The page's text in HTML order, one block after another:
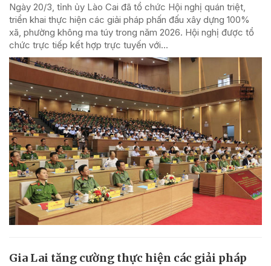
Ngày 20/3, tỉnh ủy Lào Cai đã tổ chức Hội nghị quán triệt,
triển khai thực hiện các giải pháp phấn đấu xây dựng 100%
xã, phường không ma túy trong năm 2026. Hội nghị được tổ
chức trực tiếp kết hợp trực tuyến với...
Gia Lai tăng cường thực hiện các giải pháp